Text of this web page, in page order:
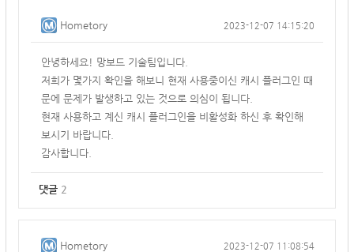
Hometory 2023-12-07 14:15:20
안녕하세요! 망보드 기술팀입니다.
저희가 몇가지 확인을 해보니 현재 사용중이신 캐시 플러그인 때
문에 문제가 발생하고 있는 것으로 의심이 됩니다.
현재 사용하고 계신 캐시 플러그인을 비활성화 하신 후 확인해
보시기 바랍니다.
감사합니다.
댓글 2
Hometory 2023-12-07 11:08:54